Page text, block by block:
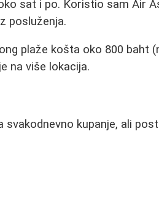
sat i po. Koristio sam Air
posluženja.
plaže košta oko 800 baht
na više lokacija.
svakodnevno kupanje, ali